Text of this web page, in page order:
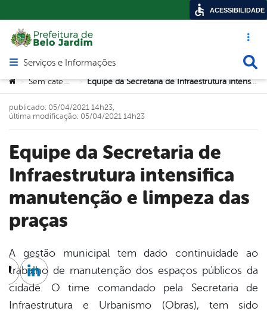
Acesso
Abrir menu principal de navegação
Serviços e Informações
Você está aqui:
> Sem categoria > Equipe da Secretaria de Infraestrutura intensifica manutenção e limpeza das praças
Equipe da Secretaria de
Infraestrutura intensifica
manutenção e limpeza das
praças
publicado: 05/04/2021 14h23,
última modificação: 05/04/2021 14h23
A gestão municipal tem dado continuidade ao
trabalho de manutenção dos espaços públicos da
cidade. O time comandado pela Secretaria de
Infraestrutura e Urbanismo (Obras), tem sido
TwitterLinkedin
ACESSIBILIDADE